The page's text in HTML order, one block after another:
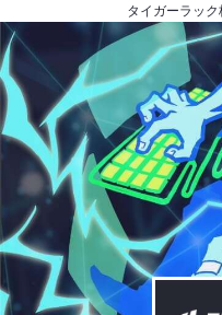
タイガーラッ